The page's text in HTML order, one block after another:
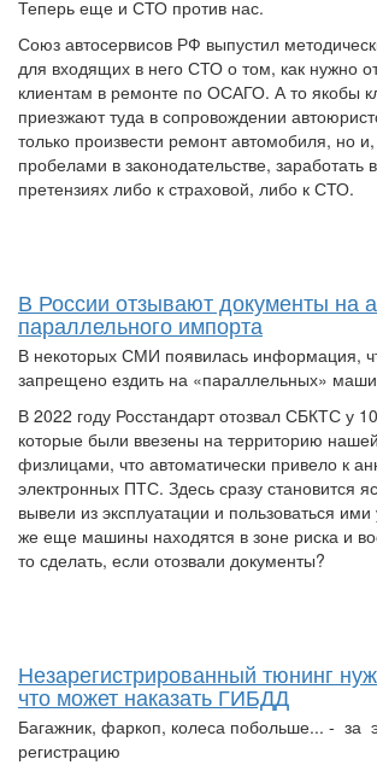
Теперь еще и СТО против нас.
Союз автосервисов РФ выпустил
для входящих в него СТО о том, как нужно
клиентам в ремонте по ОСАГО. А то якобы
приезжают туда в сопровождении
только произвести ремонт автомобиля, но
пробелами в законодательстве, заработать
претензиях либо к страховой, либо к СТО.
В России отзывают документы на
параллельного импорта
В некоторых СМИ появилась информация,
запрещено ездить на «параллельных»
В 2022 году Росстандарт отозвал СБКТС у
которые были ввезены на территорию
физлицами, что автоматически привело к
электронных ПТС. Здесь сразу становится
вывели из эксплуатации и пользоваться
же еще машины находятся в зоне риска и
то сделать, если отозвали документы?
Незарегистрированный тюнинг
что может наказать ГИБДД
Багажник, фаркоп, колеса побольше... - за
регистрацию